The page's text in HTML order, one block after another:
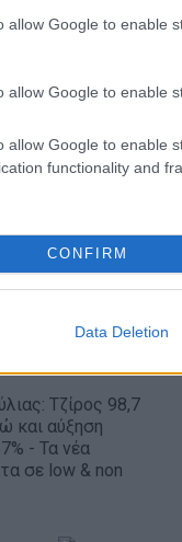
allow Google to enable
allow Google to enable
allow Google to enable
functionality and
CONFIRM
Data Deletion
Ευρωπαϊκό
Ελλάδα, 96-86
Τζίρος 98,7
και αύξηση
- Τα νέα
σε low & non